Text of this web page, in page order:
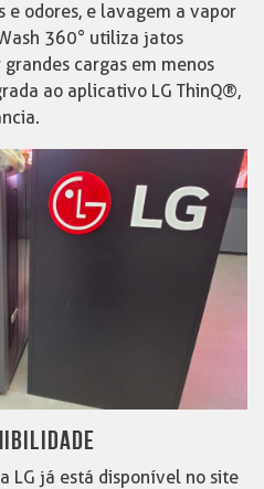
e odores, e lavagem a vapor
360° utiliza jatos
cargas em menos
ao aplicativo LG ThinQ®,
LG já está disponível no site